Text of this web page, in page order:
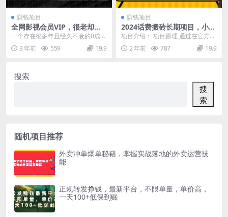
赚钱项目
全网影视会员VIP，很老却常
青的0成本无脑捞金项目，轻
松日入500+
一个存在很多年且经久不衰的0成本
无脑捞金项目 课程目录 项目介绍
前期准备 实操...
3 年前 559 19.9
赚钱项目
2024话费搬砖长期项目，小额
批量变现500+
项目介绍： 项目原理 通过在官方以
及大平台话费充值平台，给顾客充
值小额话费10-...
2 年前 787 19.9
搜索
搜
索
随机项目推荐
外卖冲单爆单秘籍，掌握实战落地的外卖运营技
能
正规转发挣钱，最新平台，不限单量，单价高，
一天100+低保到账